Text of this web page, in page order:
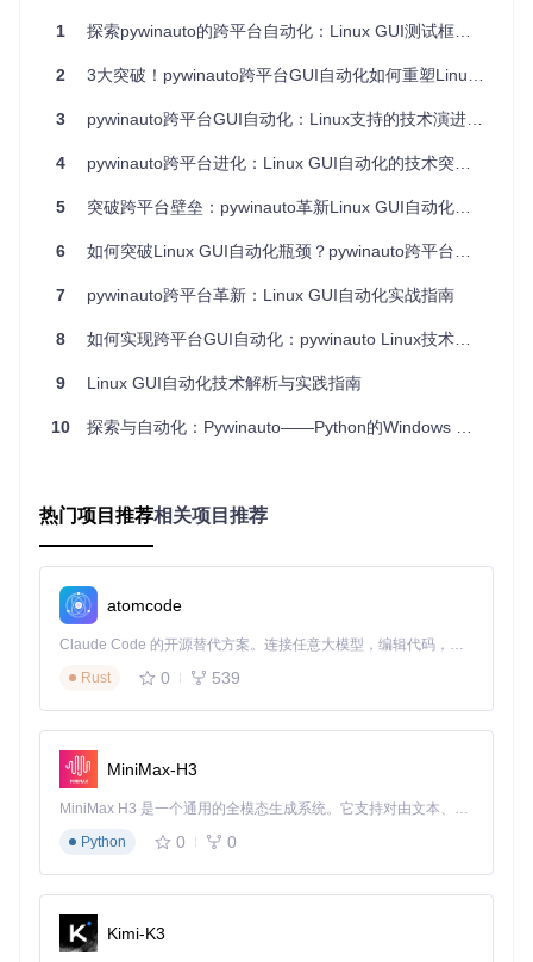
层
核心模块 功能价值
用
控
层
pywinauto/linux/
提供进程生命周期管理，支持
应用启动、连接与终止的全流
元
信
层
atspi_element_i
态监控，为自动化操作提供数
件
互
pywinauto/contr
ols/atspiwrappe
r.py
一的控件操作API
Bus消息总线实现进程间通信，使pywinauto能够访问并控制符
技术实现上，pywinauto/linux/atspi_objects.py
采用了动态接口适配机制，通过运行时类型检测自动适配不同
这一机制使pywinauto能够在Ubuntu 22.04、Fedora 38等主
三、实战应用：Linux桌面自动化框架的实践价
值
3.1 基础应用场景实现
以下代码展示了使用pywinauto控制Linux文本编辑器gedit的完
整流程：
from pywinauto
1 探索pywinauto的跨平台自动化：Linux GUI测试框架的技术演进与实践指南
2 3大突破！pywinauto跨平台GUI自动化如何重塑Linux测试流程
3 pywinauto跨平台GUI自动化：Linux支持的技术演进与实践指南
4 pywinauto跨平台进化：Linux GUI自动化的技术突破与实践指南
5 突破跨平台壁垒：pywinauto革新Linux GUI自动化的技术实践
6 如何突破Linux GUI自动化瓶颈？pywinauto跨平台解决方案深度解析
7 pywinauto跨平台革新：Linux GUI自动化实战指南
8 如何实现跨平台GUI自动化：pywinauto Linux技术全解析
9 Linux GUI自动化技术解析与实践指南
10 探索与自动化：Pywinauto——Python的Windows GUI自动化工具
热门项目推荐相关项目推荐
atomcode
Claude Code 的开源替代方案。连接任意大模型，编辑代码，运行命令，自动验证 — 全自动执行。用 Rust 构建，极致性能。 ｜ An open-source alternative to Claude Code. Connect any LLM, edit code, run commands, and verify changes — autonomously. Built in Rust for speed. Get Started
Rust
0 539
MiniMax-H3
MiniMax H3 是一个通用的全模态生成系统。它支持对由文本、图像、视频和音频组成的多模态上下文进行统一理解，并能生成分辨率高达 2K、时长可达 15 秒的带原生立体声音频的视频。得益于面向任务泛化的系统设计，H3 在预训练阶段就已具备广泛的多模态上下文理解与生成能力，能够出色地执行复杂的多模态指令。
Python
0 0
Kimi-K3